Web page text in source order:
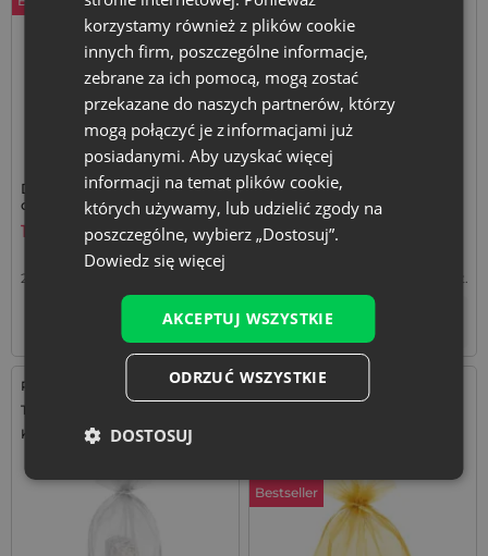
Duże worki z organzy 26 x 35
cm, 5 szt. - kolor biały
11,49
2,30
À la lniany worek 35 x 50 cm
- kolor naturalny
8,39zł
1 op. = 1 szt.
–
Rozmiar: 13x27 cm
Tkanina: Organza
Kolor:
Rozmiar: 15x20 cm
Bestseller
korzystamy również z plików cookie
innych firm, poszczególne informacje,
zebrane za ich pomocą, mogą zostać
przekazane do naszych partnerów, którzy
mogą połączyć je z informacjami już
posiadanymi. Aby uzyskać więcej
informacji na temat plików cookie,
których używamy, lub udzielić zgody na
poszczególne, wybierz „Dostosuj”.
Dowiedz się więcej
AKCEPTUJ WSZYSTKIE
ODRZUĆ WSZYSTKIE
DOSTOSUJ